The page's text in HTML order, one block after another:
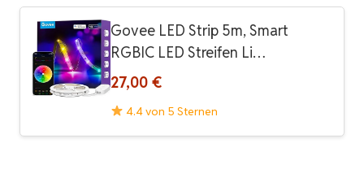
Govee LED Strip 5m, Smart
RGBIC LED Streifen Li…
27,00 €
4.4 von 5 Sternen